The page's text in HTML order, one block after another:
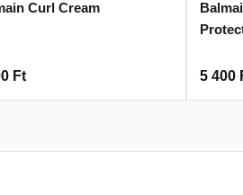
Curl Cream
Ft 5 400